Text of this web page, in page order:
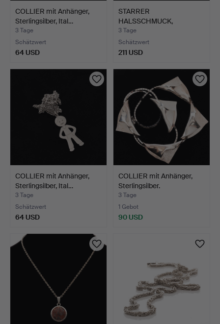
COLLIER mit Anhänger,
Sterlingsilber, Ital…
3 Tage
Schätzwert
64 USD
STARRER
HALSSCHMUCK,
Sterlingsilber, Mexik…
3 Tage
Schätzwert
211 USD
COLLIER mit Anhänger,
Sterlingsilber, Ital…
3 Tage
Schätzwert
64 USD
COLLIER mit Anhänger,
Sterlingsilber.
3 Tage
1 Gebot
90 USD